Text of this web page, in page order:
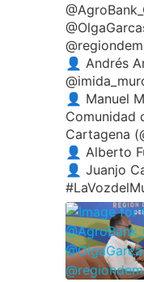
👤 Andrés
👤 Manuel
Comunidad
Cartagena
👤 Alberto
👤 Juanjo